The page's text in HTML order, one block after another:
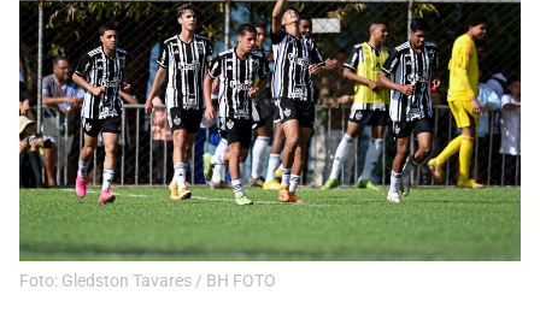
Foto: Gledston Tavares / BH FOTO